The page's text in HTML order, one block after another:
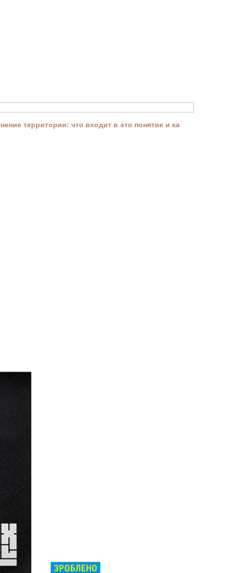
территории: что входит в это понятие и ка